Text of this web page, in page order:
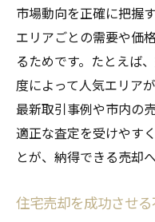
住宅売却時の
例
岡崎市で注意
不動産査定時
説
査定価格を下
岡崎市の不動
点
市場動向を正確に把握
エリアごとの需要や価
るためです。たとえば
度によって人気エリア
最新取引事例や市内の
適正な査定を受けやす
とが、納得できる売却
住宅売却を成功させ